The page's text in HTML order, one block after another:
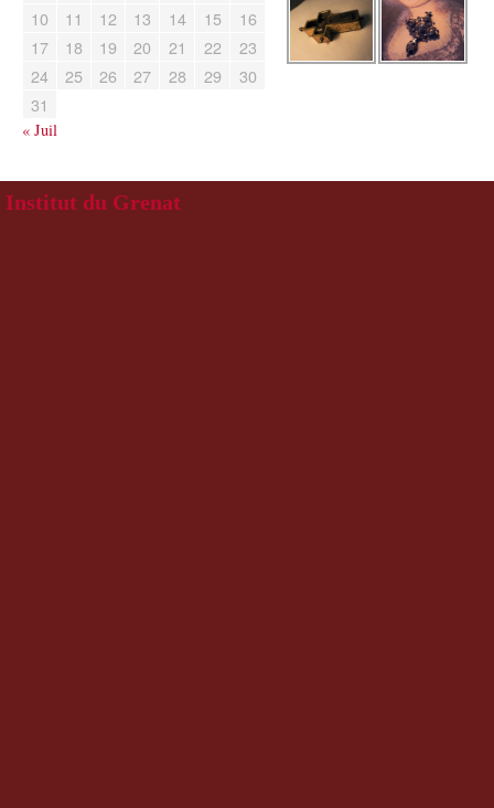
10
11 12 13 14 15
16
17
18 19 20 21 22
23
24
25 26 27 28 29
30
31
« Juil
Institut du Grenat